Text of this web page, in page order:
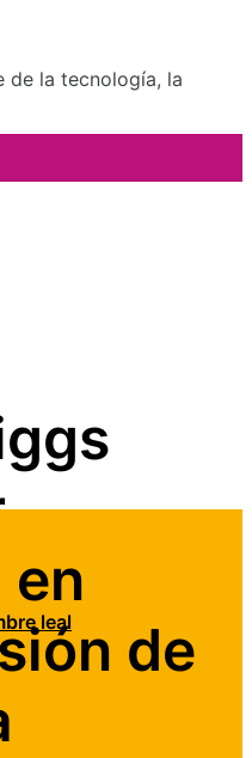
de la tecnología, la
leal
en
de